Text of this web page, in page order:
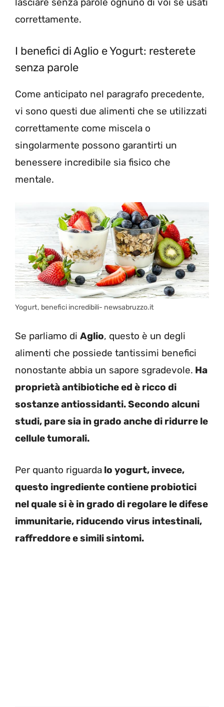
lasciare senza parole ognuno di voi se usati
correttamente.
I benefici di Aglio e Yogurt: resterete
senza parole
Come anticipato nel paragrafo precedente,
vi sono questi due alimenti che se utilizzati
correttamente come miscela o
singolarmente possono garantirti un
benessere incredibile sia fisico che
mentale.
Yogurt, benefici incredibili- newsabruzzo.it
Se parliamo di Aglio, questo è un degli
alimenti che possiede tantissimi benefici
nonostante abbia un sapore sgradevole. Ha
proprietà antibiotiche ed è ricco di
sostanze antiossidanti. Secondo alcuni
studi, pare sia in grado anche di ridurre le
cellule tumorali.
Per quanto riguarda lo yogurt, invece,
questo ingrediente contiene probiotici
nel quale si è in grado di regolare le difese
immunitarie, riducendo virus intestinali,
raffreddore e simili sintomi.